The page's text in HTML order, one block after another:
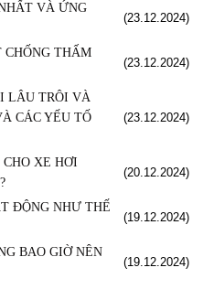
VÀ ỨNG
(23.12.2024)
CHỐNG THẤM
(23.12.2024)
LÂU TRÔI VÀ
CÁC YẾU TỐ
(23.12.2024)
CHO XE HƠI
(20.12.2024)
ĐỘNG NHƯ THẾ
(19.12.2024)
BAO GIỜ NÊN
(19.12.2024)